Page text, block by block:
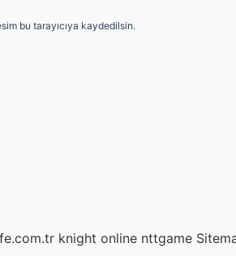
bu tarayıcıya kaydedilsin.
knight online nttgame